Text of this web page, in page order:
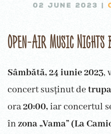
02 JUNE 2023 |
Open-Air Music Nights
Sâmbătă, 24 iunie 2023,
concert susținut de
ora20:00,iar concertul
înzona „Vama” (La